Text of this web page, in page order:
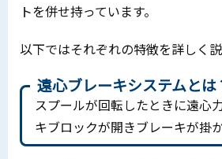
トを併せ持っています。
以下ではそれぞれの特徴を詳しく説
遠心ブレーキシステムとは
スプールが回転したときに遠心
キブロックが開きブレーキが掛